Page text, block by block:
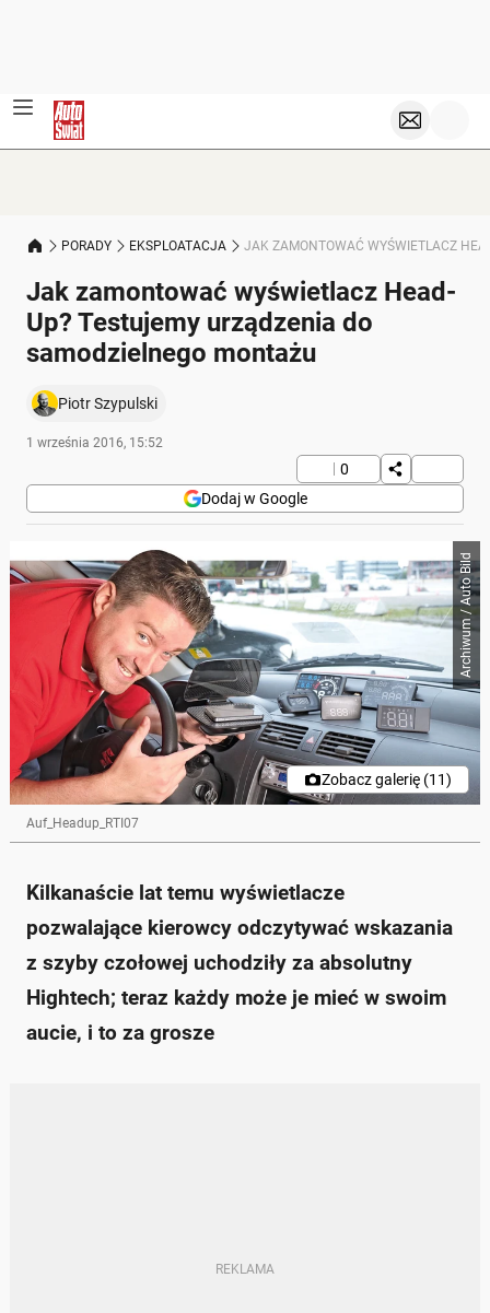
PORADY EKSPLOATACJA JAK ZAMONTOWAĆ WYŚWIETLACZ
Jak zamontować wyświetlacz Head-
Up? Testujemy urządzenia do
samodzielnego montażu
Piotr Szypulski
1 września 2016, 15:52
0
Dodaj w Google
Archiwum / Auto Bild
Zobacz galerię (11)
Auf_Headup_RTI07
Kilkanaście lat temu wyświetlacze
pozwalające kierowcy odczytywać wskazania
z szyby czołowej uchodziły za absolutny
Hightech; teraz każdy może je mieć w swoim
aucie, i to za grosze